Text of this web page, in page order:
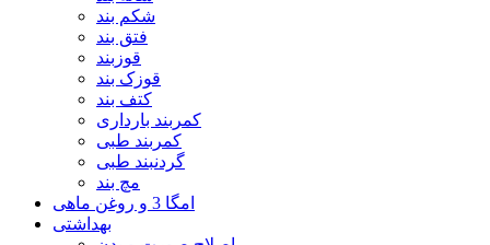
شکم بند
فتق بند
قوزبند
قوزک بند
کتف بند
کمربند بارداری
کمربند طبی
گردنبند طبی
مچ بند
امگا 3 و روغن ماهی
بهداشتی